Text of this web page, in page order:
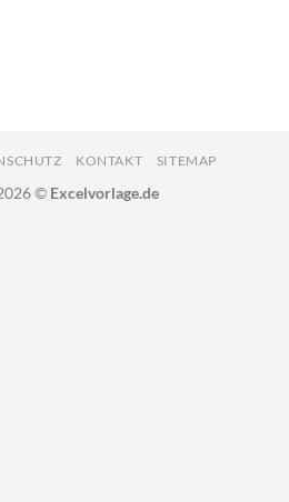
KONTAKT SITEMAP
© Excelvorlage.de